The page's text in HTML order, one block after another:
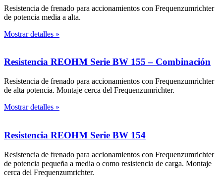
Resistencia de frenado para accionamientos con Frequenzumrichter
de potencia media a alta.
Mostrar detalles »
Resistencia REOHM Serie BW 155 – Combinación
Resistencia de frenado para accionamientos con Frequenzumrichter
de alta potencia. Montaje cerca del Frequenzumrichter.
Mostrar detalles »
Resistencia REOHM Serie BW 154
Resistencia de frenado para accionamientos con Frequenzumrichter
de potencia pequeña a media o como resistencia de carga. Montaje
cerca del Frequenzumrichter.